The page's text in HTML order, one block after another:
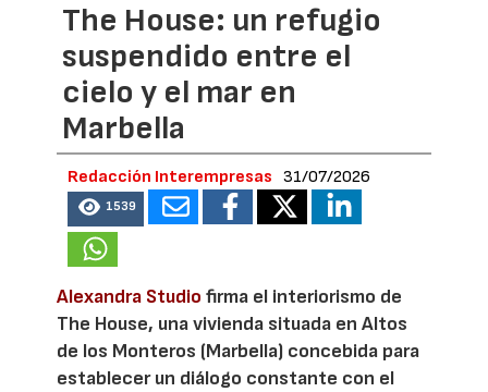
The House: un refugio
suspendido entre el
cielo y el mar en
Marbella
Redacción Interempresas 31/07/2026
1539
Alexandra Studio firma el interiorismo de
The House, una vivienda situada en Altos
de los Monteros (Marbella) concebida para
establecer un diálogo constante con el